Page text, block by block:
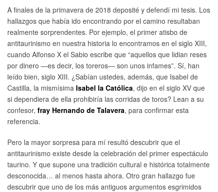
A finales de la primavera de 2018 deposité y defendí mi tesis. Los
hallazgos que había ido encontrando por el camino resultaban
realmente sorprendentes. Por ejemplo, el primer atisbo de
antitaurinismo en nuestra historia lo encontramos en el siglo XIII,
cuando Alfonso X el Sabio escribe que “aquellos que lidian reses
por dinero —es decir, los toreros— son unos infames”. Sí, han
leído bien, siglo XIII. ¿Sabían ustedes, además, que Isabel de
Castilla, la mismísima Isabel la Católica, dijo en el siglo XV que
si dependiera de ella prohibiría las corridas de toros? Lean a su
confesor, fray Hernando de Talavera, para confirmar esta
referencia.
Pero la mayor sorpresa para mí resultó descubrir que el
antitaurinismo existe desde la celebración del primer espectáculo
taurino. Y que supone una tradición cultural e histórica totalmente
desconocida… al menos hasta ahora. Otro gran hallazgo fue
descubrir que uno de los más antiguos argumentos esgrimidos